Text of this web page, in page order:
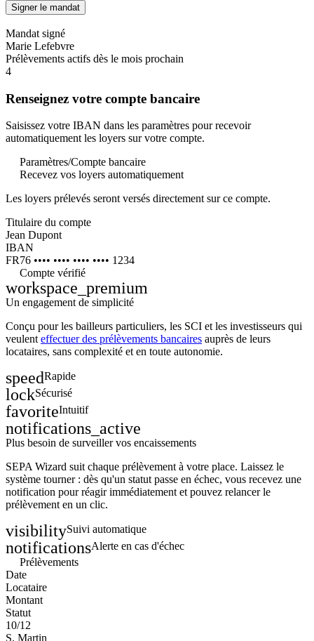
Signer le mandat
Mandat signé
Marie Lefebvre
Prélèvements actifs dès le mois prochain
4
Renseignez votre compte bancaire
Saisissez votre IBAN dans les paramètres pour recevoir
automatiquement les loyers sur votre compte.
Paramètres/Compte bancaire
Recevez vos loyers automatiquement
Les loyers prélevés seront versés directement sur ce compte.
Titulaire du compte
Jean Dupont
IBAN
FR76 •••• •••• •••• •••• 1234
Compte vérifié
workspace_premium
Un engagement de simplicité
Conçu pour les bailleurs particuliers, les SCI et les investisseurs qui
veulent effectuer des prélèvements bancaires auprès de leurs
locataires, sans complexité et en toute autonomie.
speedRapide
lockSécurisé
favoriteIntuitif
notifications_active
Plus besoin de surveillervos encaissements
SEPA Wizard suit chaque prélèvement à votre place. Laissez le
système tourner : dès qu'un statut passe en échec, vous recevez une
notification pour réagir immédiatement et pouvez relancer le
prélèvement en un clic.
visibilitySuivi automatique
notificationsAlerte en cas d'échec
Prélèvements
Date
Locataire
Montant
Statut
10/12
S. Martin